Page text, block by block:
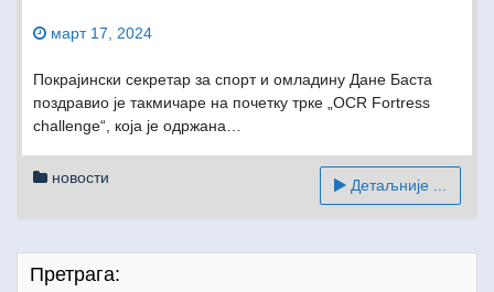
март 17, 2024
Покрајински секретар за спорт и омладину Дане Баста
поздравио је такмичаре на почетку трке „OCR Fortress
challenge“, која je одржана…
новости Детаљније ...
Претрага: